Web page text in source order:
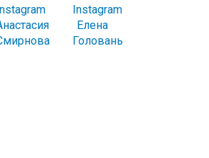
Instagram
Елена
Головань